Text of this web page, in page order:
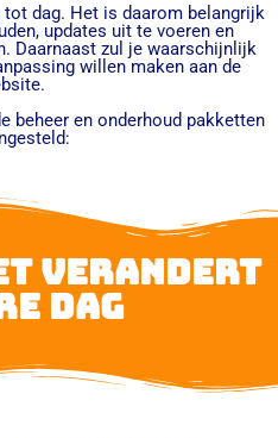
tot dag. Het is daarom belangrijk
updates uit te voeren en
Daarnaast zul je waarschijnlijk
willen maken aan de
beheer en onderhoud pakketten
verandert
dag